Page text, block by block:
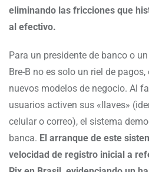
eliminando las fricciones que
al efectivo.
Para un presidente de banco o
Bre-B no es solo un riel de
nuevos modelos de negocio. Al
usuarios activen sus «llaves»
celular o correo), el sistema
banca. El arranque de este
velocidad de registro inicial a